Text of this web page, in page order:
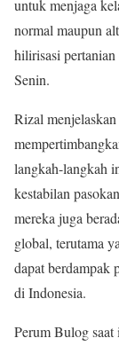
untuk menjaga
normal maupun
hilirisasi
Senin.
Rizal
langkah-langkah
kestabilan
mereka juga
global, terutama
dapat berdampak
di Indonesia.
Perum Bulog saat